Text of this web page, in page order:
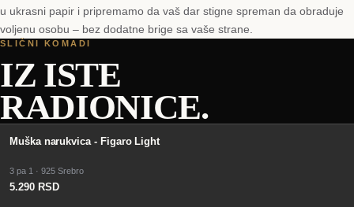
u ukrasni papir i pripremamo da vaš dar stigne spreman da obraduje
voljenu osobu – bez dodatne brige sa vaše strane.
SLIČNI KOMADI
IZ ISTE
RADIONICE.
Muška narukvica - Figaro Light
3 pa 1 · 925 Srebro
5.290 RSD